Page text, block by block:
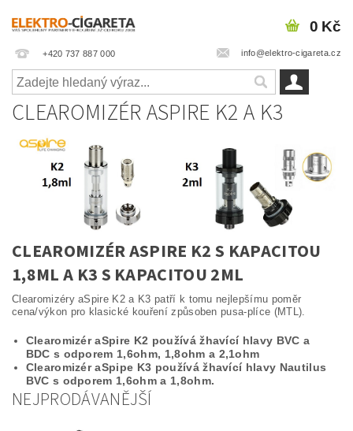
+420 737 887 000 info@elektro-cigareta.cz
0 Kč
CLEAROMIZÉR ASPIRE K2 A K3
CLEAROMIZÉR ASPIRE K2 S KAPACITOU
1,8ML A K3 S KAPACITOU 2ML
Clearomizéry aSpire K2 a K3 patří k tomu nejlepšímu poměr
cena/výkon pro klasické kouření způsoben pusa-plíce (MTL).
Clearomizér aSpire K2 používá žhavící hlavy BVC a
BDC s odporem 1,6ohm, 1,8ohm a 2,1ohm
Clearomizér aSpipe K3 používá žhavící hlavy Nautilus
BVC s odporem 1,6ohm a 1,8ohm.
NEJPRODÁVANĚJŠÍ